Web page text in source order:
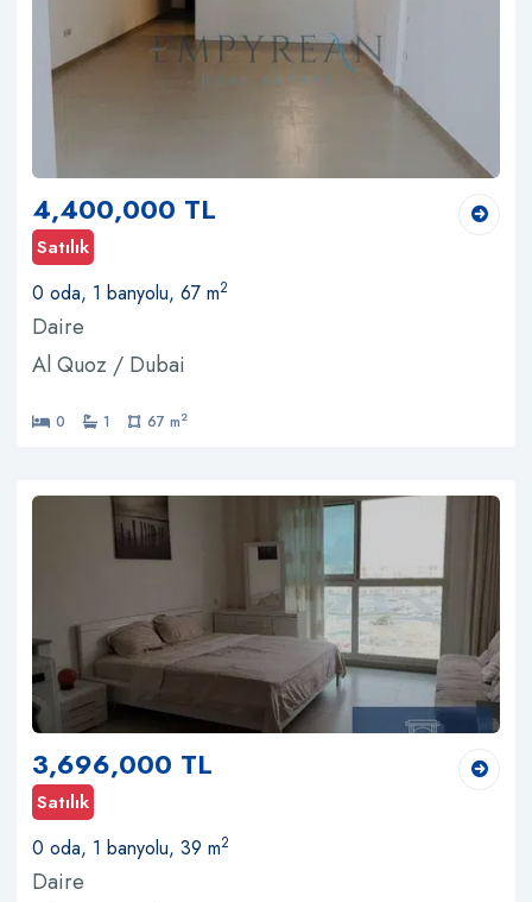
4,400,000 TL
Satılık
0 oda, 1 banyolu, 67 m2
Daire
Al Quoz / Dubai
0 1 67 m2
3,696,000 TL
Satılık
0 oda, 1 banyolu, 39 m2
Daire